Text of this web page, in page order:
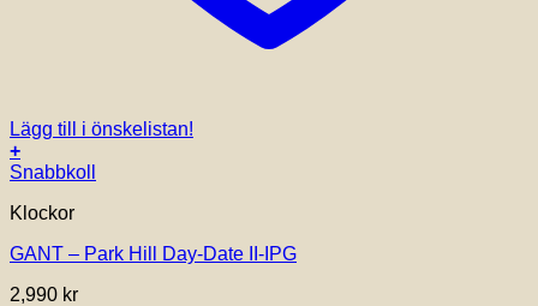
Lägg till i önskelistan!
+
Snabbkoll
Klockor
GANT – Park Hill Day-Date II-IPG
2,990 kr